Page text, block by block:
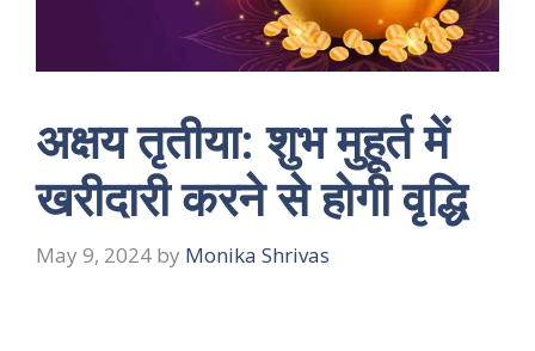
अक्षय तृतीया: शुभ मुहूर्त में
खरीदारी करने से होगी वृद्धि
May 9, 2024 by Monika Shrivas